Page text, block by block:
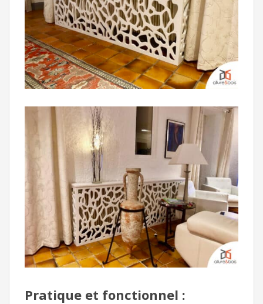
Pratique et fonctionnel :